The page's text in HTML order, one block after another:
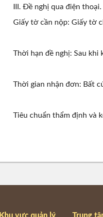
III. Đề nghị qua điện thoại.
Giấy tờ cần nộp: Giấy tờ
Thời hạn đề nghị: Sau
Thời gian nhận đơn: Bất
Tiêu chuẩn thẩm định và